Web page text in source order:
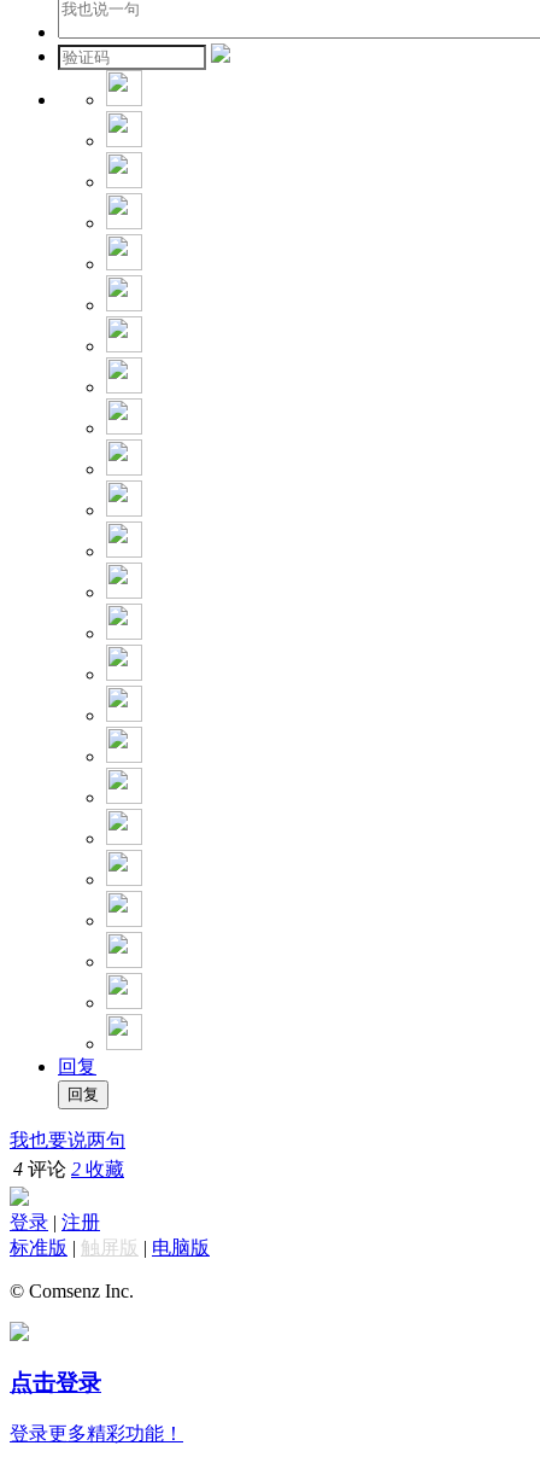
回复
我也要说两句
4 评论 2 收藏
登录 | 注册
标准版 | 触屏版 | 电脑版
© Comsenz Inc.
点击登录
登录更多精彩功能！